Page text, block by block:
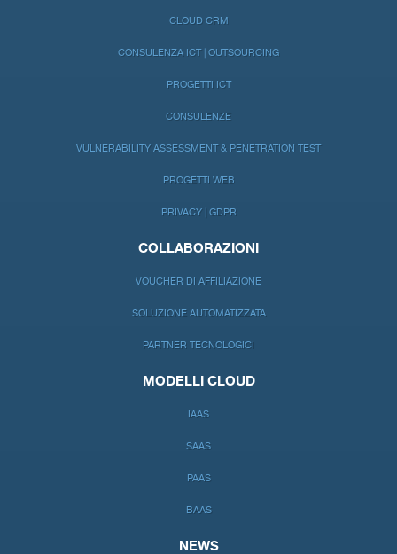
CLOUD CRM
CONSULENZA ICT | OUTSOURCING
PROGETTI ICT
CONSULENZE
VULNERABILITY ASSESSMENT & PENETRATION TEST
PROGETTI WEB
PRIVACY | GDPR
COLLABORAZIONI
VOUCHER DI AFFILIAZIONE
SOLUZIONE AUTOMATIZZATA
PARTNER TECNOLOGICI
MODELLI CLOUD
IAAS
SAAS
PAAS
BAAS
NEWS